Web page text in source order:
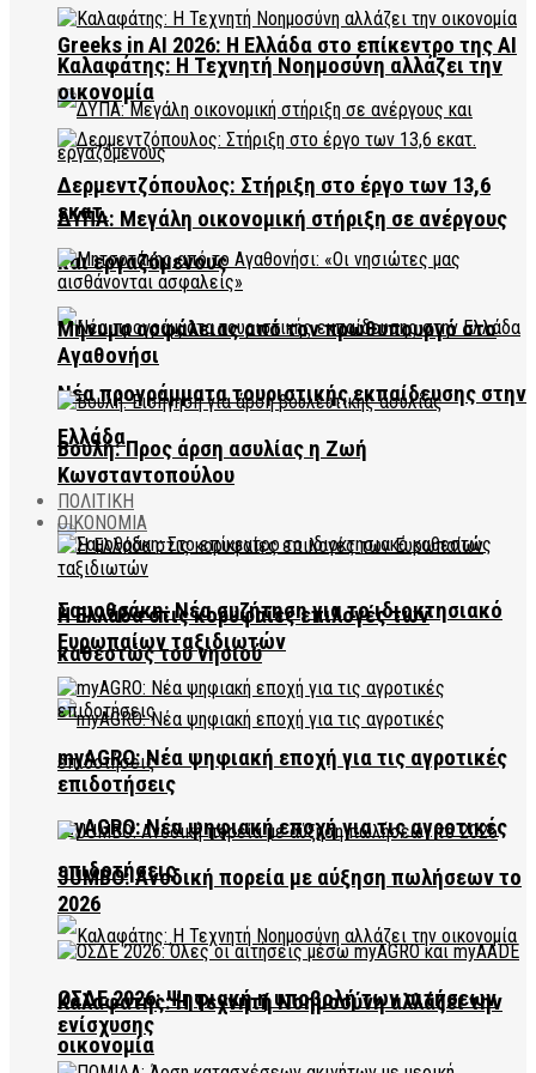
Greeks in AI 2026: Η Ελλάδα στο επίκεντρο της AI
ΔΥΠΑ: Μεγάλη οικονομική στήριξη σε ανέργους
και εργαζόμενους
Νέα προγράμματα τουριστικής εκπαίδευσης στην
Ελλάδα
ΠΟΛΙΤΙΚΗ
Σαμοθράκη: Νέα συζήτηση για το ιδιοκτησιακό
καθεστώς του νησιού
myAGRO: Νέα ψηφιακή εποχή για τις αγροτικές
επιδοτήσεις
Καλαφάτης: Η Τεχνητή Νοημοσύνη αλλάζει την
οικονομία
Καλαφάτης: Η Τεχνητή Νοημοσύνη αλλάζει την
οικονομία
Δερμεντζόπουλος: Στήριξη στο έργο των 13,6
εκατ.
Μήνυμα ασφάλειας από τον πρωθυπουργό στο
Αγαθονήσι
Βουλή: Προς άρση ασυλίας η Ζωή
Κωνσταντοπούλου
ΟΙΚΟΝΟΜΙΑ
Η Ελλάδα στις κορυφαίες επιλογές των
Ευρωπαίων ταξιδιωτών
myAGRO: Νέα ψηφιακή εποχή για τις αγροτικές
επιδοτήσεις
JUMBO: Ανοδική πορεία με αύξηση πωλήσεων το
2026
ΟΣΔΕ 2026: Ψηφιακή η υποβολή των αιτήσεων
ενίσχυσης